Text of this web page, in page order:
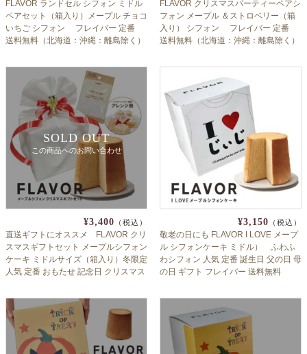
FLAVOR ランドセル シフォン ミドル
ペアセット（箱入り）メープル チョコ
いちご シフォン フレイバー 定番
送料無料（北海道：沖縄：離島除く）
園 内祝 おじいちゃん おばあちゃん へ
のお祝い返しにも 子供会
FLAVOR クリスマスパーティーペアシ
フォン メープル ＆ストロベリー（箱
入り） シフォン フレイバー 定番
送料無料（北海道：沖縄：離島除く）
SOLD OUT
この商品へのお問い合わせ
¥3,400 （税込）
直送ギフトにオススメ FLAVOR クリ
スマスギフトセット メープルシフォン
ケーキ ミドルサイズ（箱入り）冬限定
人気 定番 おもたせ 記念日 クリスマス
¥3,150 （税込）
敬老の日にも FLAVOR I LOVE メープ
ル シフォンケーキ ミドル） ふわふ
わシフォン 人気 定番 誕生日 父の日 母
の日 ギフト フレイバー 送料無料